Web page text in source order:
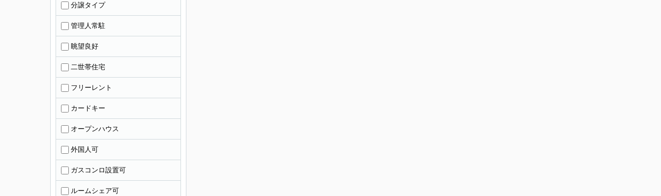
分譲タイプ
管理人常駐
眺望良好
二世帯住宅
フリーレント
カードキー
オープンハウス
外国人可
ガスコンロ設置可
ルームシェア可